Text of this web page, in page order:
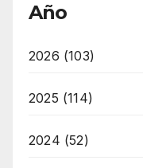
Año
2026 (103)
2025 (114)
2024 (52)